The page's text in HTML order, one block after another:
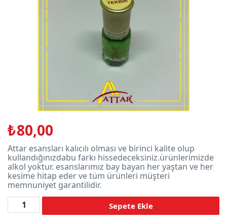
₺80,00
Attar esansları kalıcılı olması ve birinci kalite olup
kullandığınızdabu farkı hissedeceksiniz.ürünlerimizde
alkol yoktur. esanslarımız bay bayan her yaştan ve her
kesime hitap eder ve tüm ürünleri müşteri
memnuniyet garantilidir.
Adet
Sepete Ekle